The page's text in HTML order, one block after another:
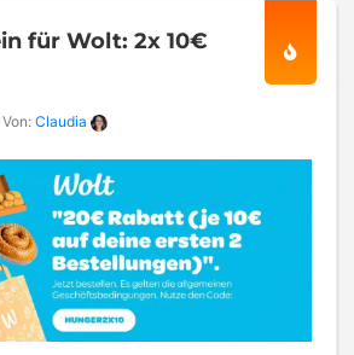
für Wolt: 2x 10€
Von: Claudia